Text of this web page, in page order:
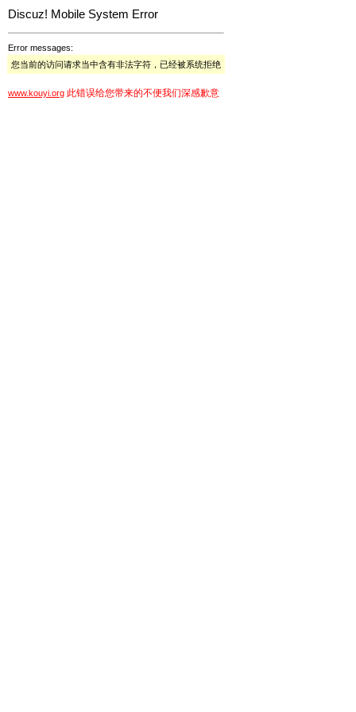
Discuz! Mobile System Error
Error messages:
您当前的访问请求当中含有非法字符，已经被系统拒绝
www.kouyi.org 此错误给您带来的不便我们深感歉意